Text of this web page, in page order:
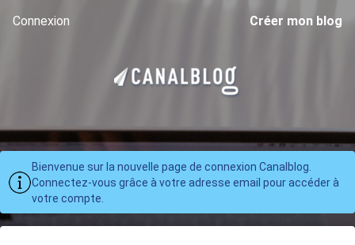
Connexion Créer mon blog
Bienvenue sur la nouvelle page de connexion Canalblog.
Connectez-vous grâce à votre adresse email pour accéder à
votre compte.